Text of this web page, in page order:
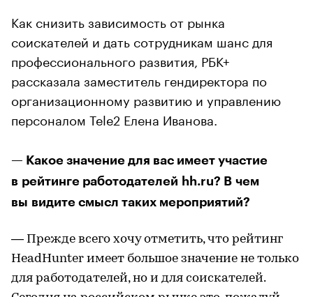
Как снизить зависимость от рынка
соискателей и дать сотрудникам шанс для
профессионального развития, РБК+
рассказала заместитель гендиректора по
организационному развитию и управлению
персоналом Tele2 Елена Иванова.
— Какое значение для вас имеет участие
в рейтинге работодателей hh.ru? В чем
вы видите смысл таких мероприятий?
— Прежде всего хочу отметить, что рейтинг
HeadHunter имеет большое значение не только
для работодателей, но и для соискателей.